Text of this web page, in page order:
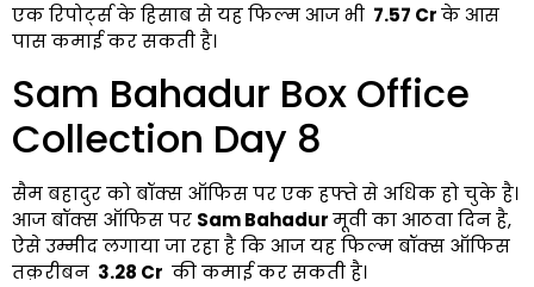
एक रिपोर्ट्स के हिसाब से यह फिल्म आज भी ₹ 7.57 Crके आस
पास कमाई कर सकती है।
Sam Bahadur Box Office
Collection Day 8
सैम बहादुर को बॉक्स ऑफिस पर एक हफ्ते से अधिक हो चुके है।
आज बॉक्स ऑफिस पर Sam Bahadurमूवी का आठवा दिन है,
ऐसे उम्मीद लगाया जा रहा है कि आज यह फिल्म बॉक्स ऑफिस
तक़रीबन ₹ 3.28 Cr की कमाई कर सकती है।